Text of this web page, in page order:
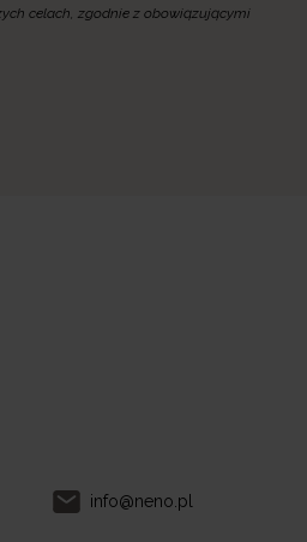
celach, zgodnie z obowiązującymi
info@neno.pl